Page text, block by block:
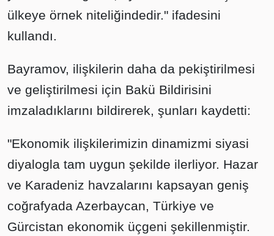
ülkeye örnek niteliğindedir." ifadesini
kullandı.
Bayramov, ilişkilerin daha da pekiştirilmesi
ve geliştirilmesi için Bakü Bildirisini
imzaladıklarını bildirerek, şunları kaydetti:
"Ekonomik ilişkilerimizin dinamizmi siyasi
diyalogla tam uygun şekilde ilerliyor. Hazar
ve Karadeniz havzalarını kapsayan geniş
coğrafyada Azerbaycan, Türkiye ve
Gürcistan ekonomik üçgeni şekillenmiştir.